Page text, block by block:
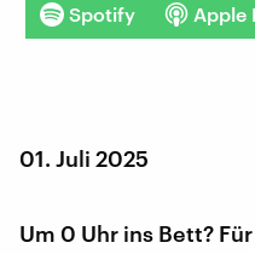
Spotify Apple
01. Juli 2025
Um 0 Uhr ins Bett?